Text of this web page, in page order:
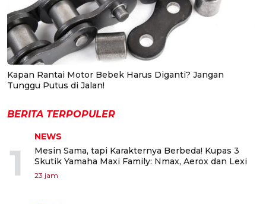
Kapan Rantai Motor Bebek Harus Diganti? Jangan
Tunggu Putus di Jalan!
BERITA TERPOPULER
1
NEWS
Mesin Sama, tapi Karakternya Berbeda! Kupas 3
Skutik Yamaha Maxi Family: Nmax, Aerox dan Lexi
23 jam